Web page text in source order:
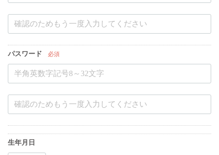
パスワード 必須
生年月日